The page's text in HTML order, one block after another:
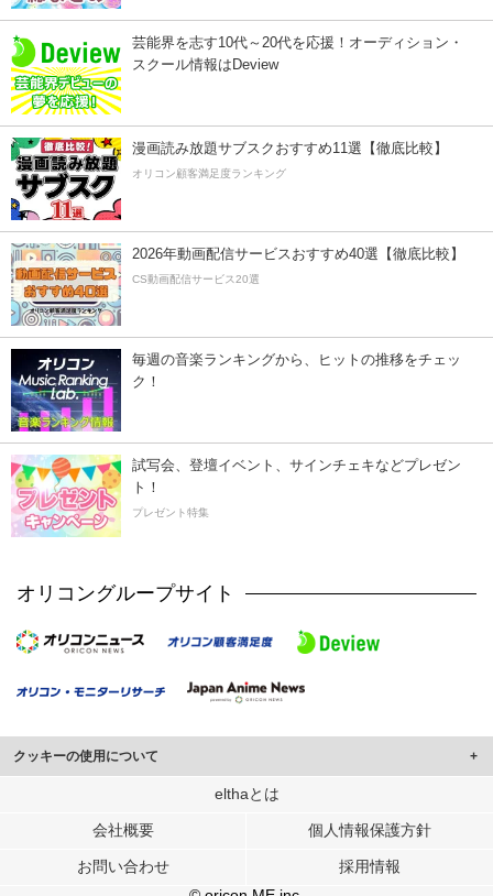
芸能界を志す10代～20代を応援！オーディション・
スクール情報はDeview
漫画読み放題サブスクおすすめ11選【徹底比較】
オリコン顧客満足度ランキング
2026年動画配信サービスおすすめ40選【徹底比較】
CS動画配信サービス20選
毎週の音楽ランキングから、ヒットの推移をチェッ
ク！
試写会、登壇イベント、サインチェキなどプレゼン
ト！
プレゼント特集
オリコングループサイト
クッキーの使用について
このサイトでは Cookie を使用して、ユーザーに合わせたコンテンツや広告の
行っています。
メディアや広告配信、データ解析の各パートナーに提供しています。
各パートナーは、この情報とユーザーが各パートナーに提供した他の情報や、
elthaとは
会社概要 個人情報保護方針
お問い合わせ
採用情報